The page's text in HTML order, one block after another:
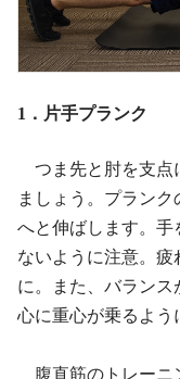
1．片手プランク
つま先と肘を支点
ましょう。プラン
へと伸ばします。手
ないように注意。疲
に。また、バランス
心に重心が乗るよう
腹直筋のトレーニ